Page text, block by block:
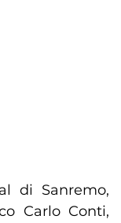
di Sanremo,
Carlo Conti,